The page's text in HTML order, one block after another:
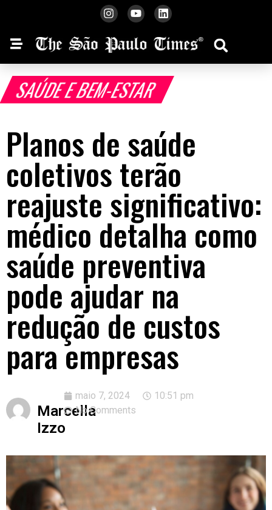
SAÚDE E BEM-ESTAR
Planos de saúde
coletivos terão
reajuste significativo:
médico detalha como
saúde preventiva
pode ajudar na
redução de custos
para empresas
Marcella
Izzo
maio 7, 2024
10:51 pm
No Comments